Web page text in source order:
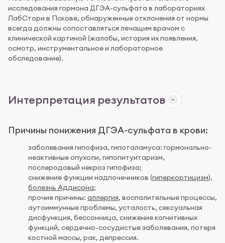
исследования гормона ДГЭА-сульфата в лабораториях
ЛабСтори в Пскове, обнаруженные отклонения от нормы
всегда должны сопоставляться лечащим врачом с
клинической картиной (жалобы, история их появления,
осмотр, инструментальное и лабораторное
обследование).
Интерпретация результатов
Причины понижения ДГЭА-сульфата в крови:
заболевания гипофиза, гипоталамуса: гормонально-
неактивные опухоли, гипопитуитаризм,
послеродовый некроз гипофиза;
снижение функции надпочечников (гиперкортицизм),
болезнь Аддисона;
прочие причины: аллергия, воспалительные процессы,
аутоиммунные проблемы, усталость, сексуальная
дисфункция, бессонница, снижение когнитивных
функций, сердечно-сосудистые заболевания, потеря
костной массы, рак, депрессия.